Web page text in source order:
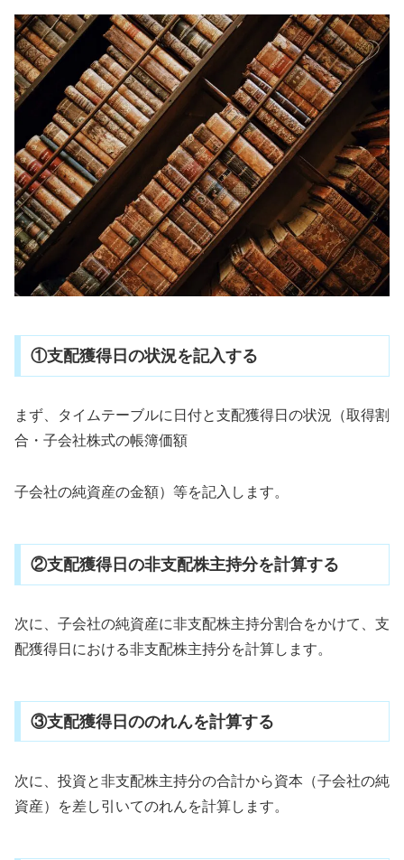
①支配獲得日の状況を記入する
まず、タイムテーブルに日付と支配獲得日の状況（取得割
合・子会社株式の帳簿価額
子会社の純資産の金額）等を記入します。
②支配獲得日の非支配株主持分を計算する
次に、子会社の純資産に非支配株主持分割合をかけて、支
配獲得日における非支配株主持分を計算します。
③支配獲得日ののれんを計算する
次に、投資と非支配株主持分の合計から資本（子会社の純
資産）を差し引いてのれんを計算します。